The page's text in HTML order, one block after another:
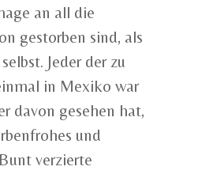
an all die
gestorben sind, als
Jeder der zu
in Mexiko war
davon gesehen hat,
und
verzierte